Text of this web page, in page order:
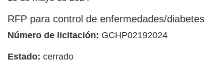
RFP para control de enfermedades/diabetes
Número de licitación: GCHP02192024
Estado: cerrado